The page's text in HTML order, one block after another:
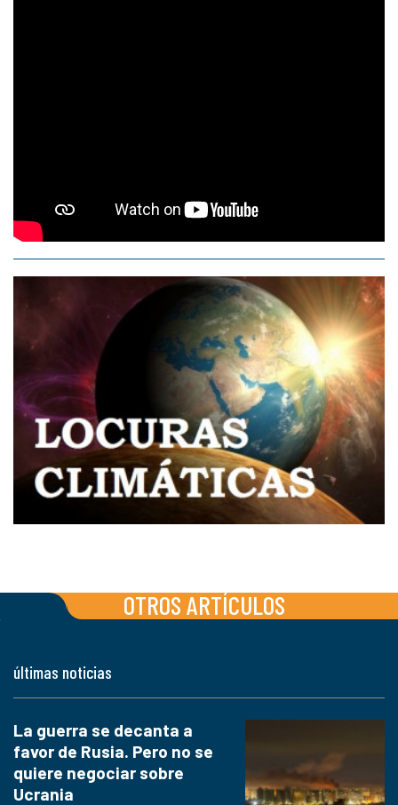
OTROS ARTÍCULOS
últimas noticias
La guerra se decanta a
favor de Rusia. Pero no se
quiere negociar sobre
Ucrania